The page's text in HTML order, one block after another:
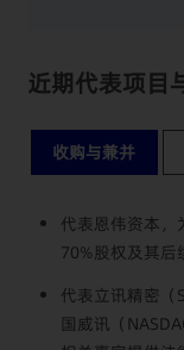
近期代表项目
收购与兼并
代表恩伟资本，
70%股权及其后
代表立讯精密（
国威讯（